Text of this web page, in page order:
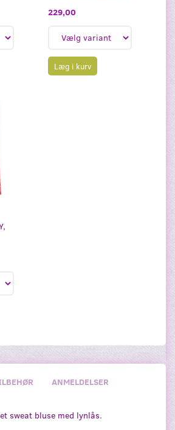
229,00
Læg i kurv
ANMELDELSER
sweat bluse med lynlås.